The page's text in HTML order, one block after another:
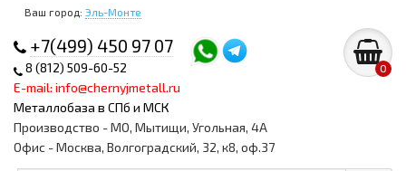
Ваш город: Эль-Монте
+7(499) 450 97 07
8 (812) 509-60-52
E-mail: info@chernyjmetall.ru
Металлобаза в СПб и МСК
0
Производство - МО, Мытищи, Угольная, 4А
Офис - Москва, Волгоградский, 32, к8, оф.37